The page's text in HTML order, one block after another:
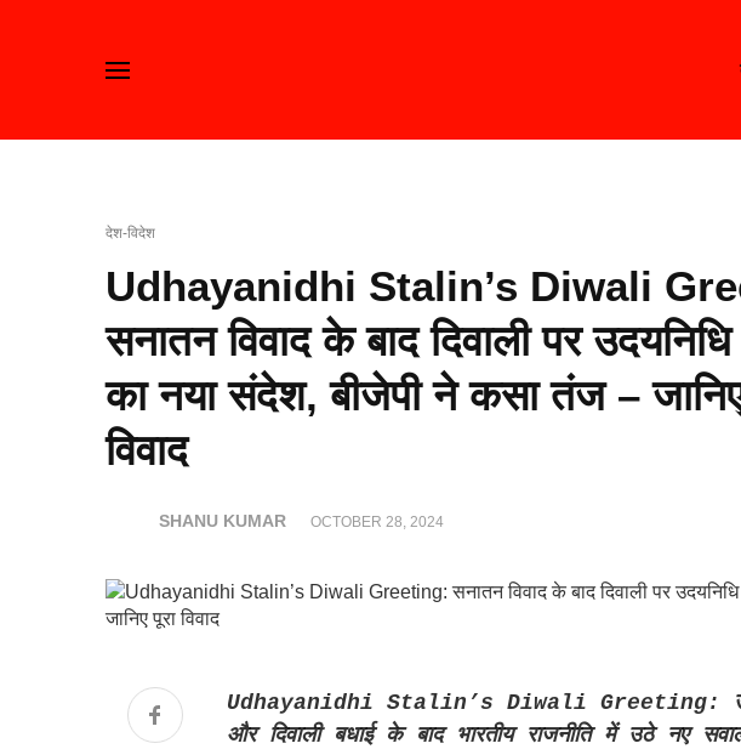
देश-विदेश
Udhayanidhi Stalin’s Diwali
सनातन विवाद के बाद दिवाली पर
का नया संदेश, बीजेपी ने कसा तंज –
विवाद
SHANU KUMAR OCTOBER 28, 2024
Udhayanidhi Stalin’s Diwali Greeting:
और दिवाली बधाई के बाद भारतीय राजनीति में उठे नए